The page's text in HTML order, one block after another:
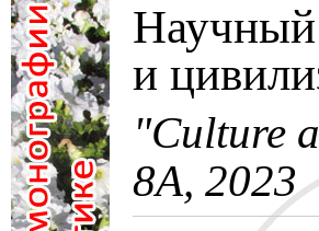
Научный
и
"Culture
8A, 2023